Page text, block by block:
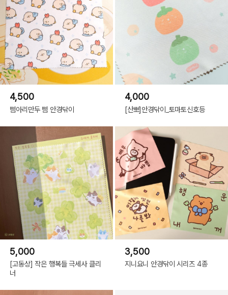
4,500
삠아리만두 삠 안경닦이
4,000
[산뽀]안경닦이_토마토신호등
5,000
[고동상] 작은 행복들 극세사 클리
너
3,500
지니요니 안경닦이 시리즈 4종